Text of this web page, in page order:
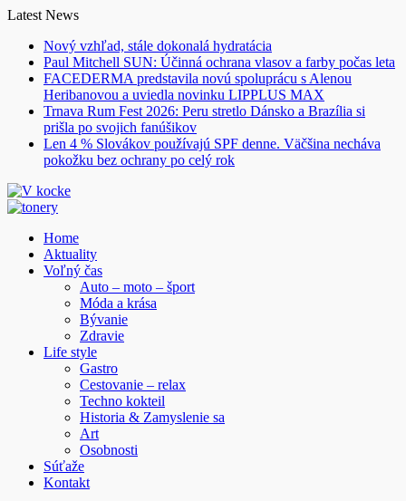
Skip
content
Latest News
Nový vzhľad, stále dokonalá hydratácia
Paul Mitchell SUN: Účinná ochrana vlasov a farby počas leta
FACEDERMA predstavila novú spoluprácu s Alenou
Heribanovou a uviedla novinku LIPPLUS MAX
Trnava Rum Fest 2026: Peru stretlo Dánsko a Brazília si
prišla po svojich fanúšikov
Len 4 % Slovákov používajú SPF denne. Väčšina necháva
pokožku bez ochrany po celý rok
Home
Aktuality
Voľný čas
Auto – moto – šport
Móda a krása
Bývanie
Zdravie
Life style
Gastro
Cestovanie – relax
Techno kokteil
Historia & Zamyslenie sa
Art
Osobnosti
Súťaže
Kontakt